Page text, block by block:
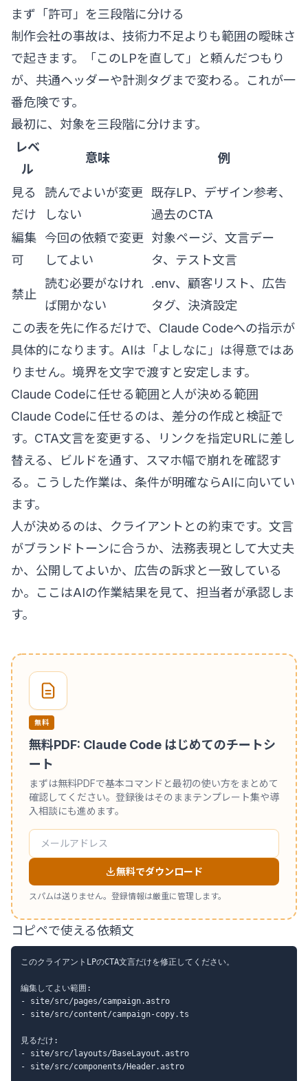
まず「許可」を三段階に分ける
制作会社の事故は、技術力不足よりも範囲の曖昧さ
で起きます。「このLPを直して」と頼んだつもり
が、共通ヘッダーや計測タグまで変わる。これが一
番危険です。
最初に、対象を三段階に分けます。
レベ
ル
意味 例
見る
だけ
読んでよいが変更
しない
既存LP、デザイン参考、
過去のCTA
編集
可
今回の依頼で変更
してよい
対象ページ、文言デー
タ、テスト文言
禁止
読む必要がなけれ
ば開かない
.env、顧客リスト、広告
タグ、決済設定
この表を先に作るだけで、Claude Codeへの指示が
具体的になります。AIは「よしなに」は得意ではあ
りません。境界を文字で渡すと安定します。
Claude Codeに任せる範囲と人が決める範囲
Claude Codeに任せるのは、差分の作成と検証で
す。CTA文言を変更する、リンクを指定URLに差し
替える、ビルドを通す、スマホ幅で崩れを確認す
る。こうした作業は、条件が明確ならAIに向いてい
ます。
人が決めるのは、クライアントとの約束です。文言
がブランドトーンに合うか、法務表現として大丈夫
か、公開してよいか、広告の訴求と一致している
か。ここはAIの作業結果を見て、担当者が承認しま
す。
無料
無料PDF: Claude Code はじめてのチートシ
ート
まずは無料PDFで基本コマンドと最初の使い方をまとめて
確認してください。登録後はそのままテンプレート集や導
入相談にも進めます。
無料でダウンロード
スパムは送りません。登録情報は厳重に管理します。
コピペで使える依頼文
このクライアントLPのCTA文言だけを修正してください。
編集してよい範囲:
- site/src/pages/campaign.astro
- site/src/content/campaign-copy.ts
見るだけ:
- site/src/layouts/BaseLayout.astro
- site/src/components/Header.astro